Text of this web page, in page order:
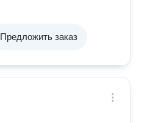
Предложить заказ